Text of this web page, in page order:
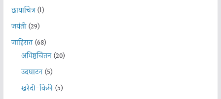
छायाचित्र(1)
जयंती(29)
जाहिरात(68)
अभिष्ठचिंतन(20)
उदघाटन(5)
खरेदी-विक्री(5)